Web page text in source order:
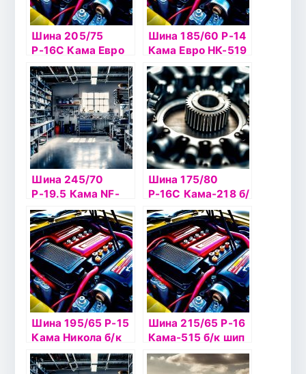
Шина 205/75
Р-16С Кама Евро
НК-520 б/к шип
Шина 185/60 Р-14
Кама Евро НК-519
шип
Шина 245/70
Р-19.5 Кама NF-
201 б/к
Шина 175/80
Р-16С Кама-218 б/
к шип
Шина 195/65 Р-15
Кама Никола б/к
Шина 215/65 Р-16
Кама-515 б/к шип